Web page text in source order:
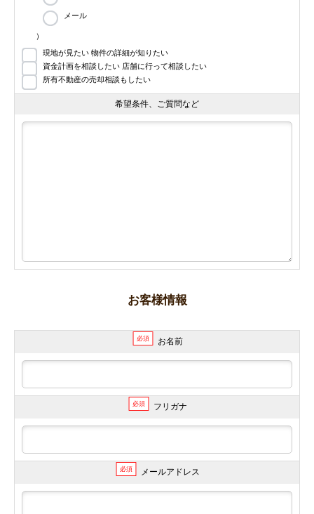
メール
）
現地が見たい 物件の詳細が知りたい
資金計画を相談したい 店舗に行って相談したい
所有不動産の売却相談もしたい
希望条件、ご質問など
お客様情報
必須 お名前
必須 フリガナ
必須 メールアドレス